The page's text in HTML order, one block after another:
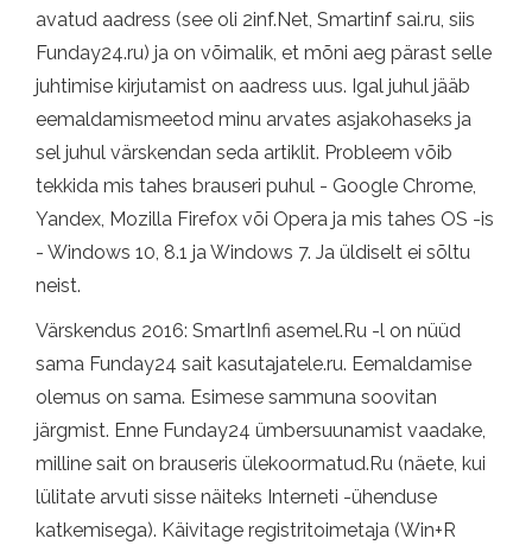
avatud aadress (see oli 2inf.Net, Smartinf sai.ru, siis
Funday24.ru) ja on võimalik, et mõni aeg pärast selle
juhtimise kirjutamist on aadress uus. Igal juhul jääb
eemaldamismeetod minu arvates asjakohaseks ja
sel juhul värskendan seda artiklit. Probleem võib
tekkida mis tahes brauseri puhul - Google Chrome,
Yandex, Mozilla Firefox või Opera ja mis tahes OS -is
- Windows 10, 8.1 ja Windows 7. Ja üldiselt ei sõltu
neist.
Värskendus 2016: SmartInfi asemel.Ru -l on nüüd
sama Funday24 sait kasutajatele.ru. Eemaldamise
olemus on sama. Esimese sammuna soovitan
järgmist. Enne Funday24 ümbersuunamist vaadake,
milline sait on brauseris ülekoormatud.Ru (näete, kui
lülitate arvuti sisse näiteks Interneti -ühenduse
katkemisega). Käivitage registritoimetaja (Win+R